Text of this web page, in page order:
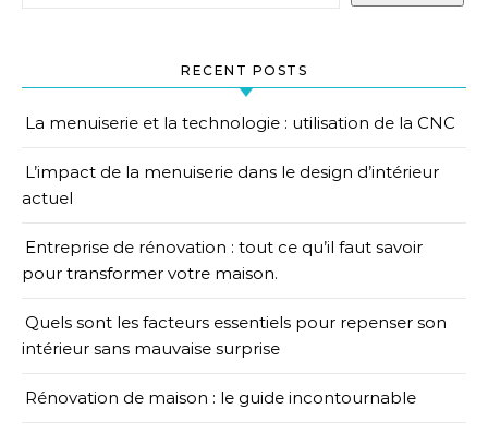
RECENT POSTS
La menuiserie et la technologie : utilisation de la CNC
L’impact de la menuiserie dans le design d’intérieur
actuel
Entreprise de rénovation : tout ce qu’il faut savoir
pour transformer votre maison.
Quels sont les facteurs essentiels pour repenser son
intérieur sans mauvaise surprise
Rénovation de maison : le guide incontournable